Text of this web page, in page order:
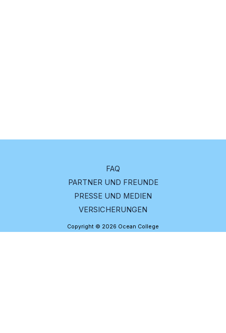
FAQ
PARTNER UND FREUNDE
PRESSE UND MEDIEN
VERSICHERUNGEN
Copyright © 2026 Ocean College